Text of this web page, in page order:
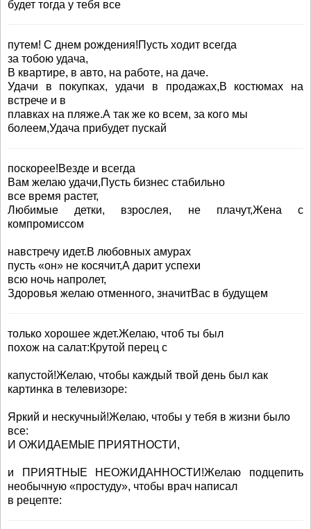
будет тогда у тебя все
путем! С днем рождения!Пусть ходит всегда
за тобою удача,
В квартире, в авто, на работе, на даче.
Удачи в покупках, удачи в продажах,В костюмах на
встрече и в
плавках на пляже.А так же ко всем, за кого мы
болеем,Удача прибудет пускай
поскорее!Везде и всегда
Вам желаю удачи,Пусть бизнес стабильно
все время растет,
Любимые детки, взрослея, не плачут,Жена с
компромиссом
навстречу идет.В любовных амурах
пусть «он» не косячит,А дарит успехи
всю ночь напролет,
Здоровья желаю отменного, значитВас в будущем
только хорошее ждет.Желаю, чтоб ты был
похож на салат:Крутой перец с
капустой!Желаю, чтобы каждый твой день был как
картинка в телевизоре:
Яркий и нескучный!Желаю, чтобы у тебя в жизни было
все:
И ОЖИДАЕМЫЕ ПРИЯТНОСТИ,
и ПРИЯТНЫЕ НЕОЖИДАННОСТИ!Желаю подцепить
необычную «простуду», чтобы врач написал
в рецепте: